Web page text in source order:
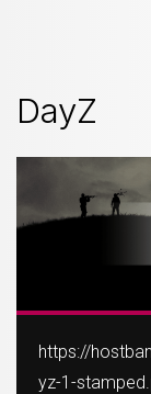
DayZ
https://
yz-1-